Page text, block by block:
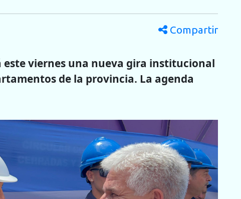
Compartir
este viernes una nueva gira institucional
de la provincia. La agenda